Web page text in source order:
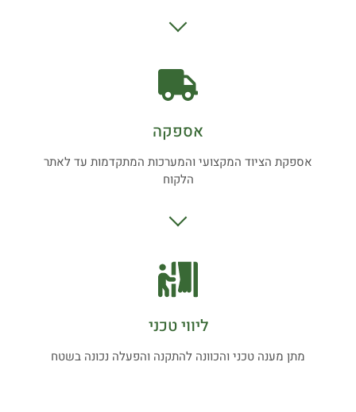
אספקה
אספקת הציוד המקצועי והמערכות המתקדמות עד לאתר
הלקוח
ליווי טכני
מתן מענה טכני והכוונה להתקנה והפעלה נכונה בשטח